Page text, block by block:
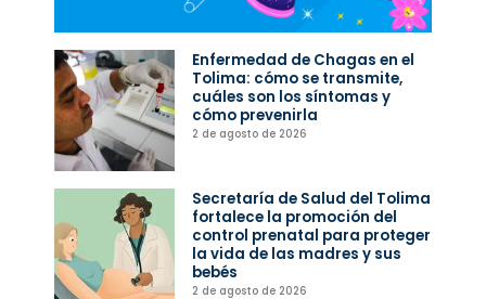
Enfermedad de Chagas en el
Tolima: cómo se transmite,
cuáles son los síntomas y
cómo prevenirla
2 de agosto de 2026
Secretaría de Salud del Tolima
fortalece la promoción del
control prenatal para proteger
la vida de las madres y sus
bebés
2 de agosto de 2026